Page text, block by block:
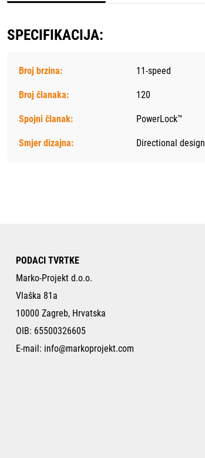
SPECIFIKACIJA:
Broj brzina: 11-speed
Broj članaka: 120
Spojni članak: PowerLock™
Smjer dizajna: Directional design
PODACI TVRTKE
Marko-Projekt d.o.o.
Vlaška 81a
10000 Zagreb, Hrvatska
OIB: 65500326605
E-mail: info@markoprojekt.com